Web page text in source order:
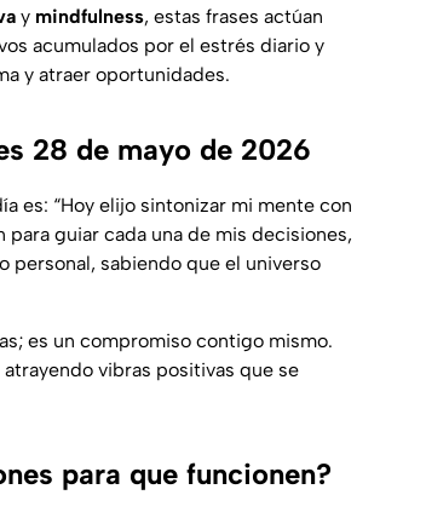
y mindfulness, estas frases actúan
acumulados por el estrés diario y
y atraer oportunidades.
28 de mayo de 2026
es: “Hoy elijo sintonizar mi mente con
guiar cada una de mis decisiones,
personal, sabiendo que el universo
es un compromiso contigo mismo.
vibras positivas que se
para que funcionen?